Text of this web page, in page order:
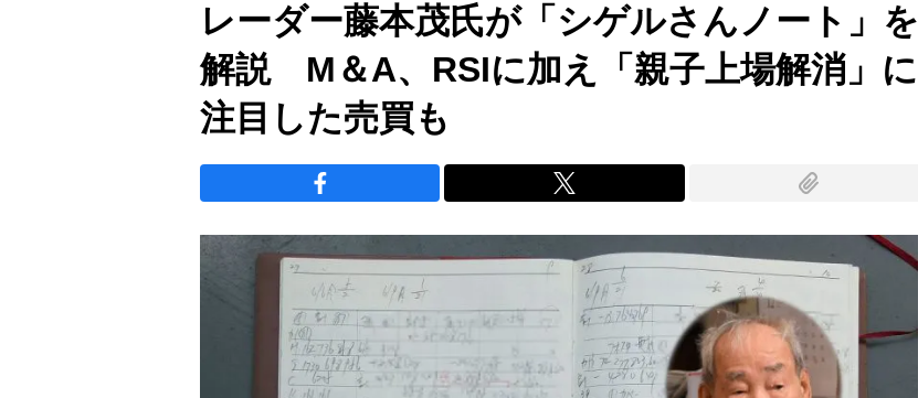
レーダー藤本茂氏が「シゲルさんノート」を
解説 M＆A、RSIに加え「親子上場解消」に
注目した売買も